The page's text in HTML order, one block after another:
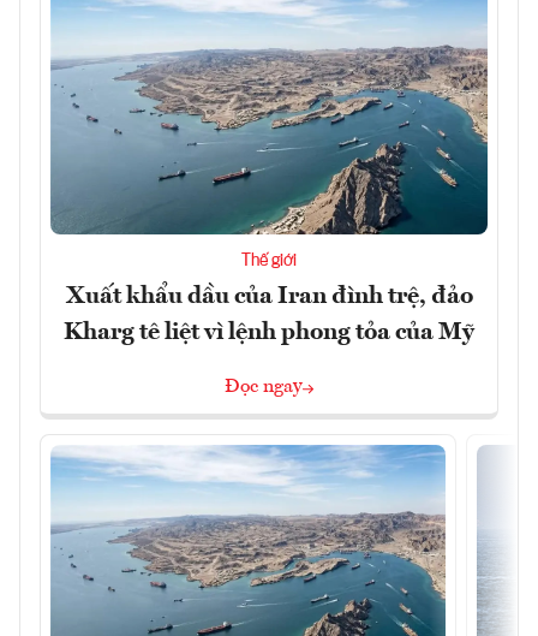
Thế giới
Xuất khẩu dầu của Iran đình trệ, đảo
Kharg tê liệt vì lệnh phong tỏa của Mỹ
Đọc ngay